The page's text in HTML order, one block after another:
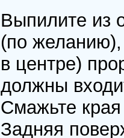
Выпилите из
(по
в центре)
должны
Смажьте
Задняя